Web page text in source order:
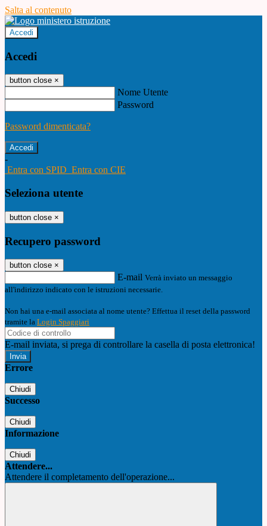
Salta al contenuto
Accedi
Accedi
button close ×
Nome Utente
Password
Password dimenticata?
-
Entra con SPID Entra con CIE
Seleziona utente
button close ×
Recupero password
button close ×
E-mail Verrà inviato un messaggio
all'indirizzo indicato con le istruzioni necessarie.
Non hai una e-mail associata al nome utente? Effettua il reset della password
tramite la Login Spaggiari
E-mail inviata, si prega di controllare la casella di posta elettronica!
Errore
Chiudi
Successo
Chiudi
Informazione
Chiudi
Attendere...
Attendere il completamento dell'operazione...